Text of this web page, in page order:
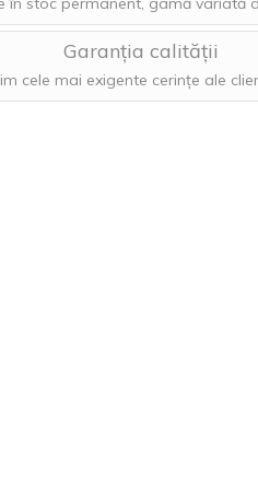
Garanția calității
cele mai exigente cerințe ale